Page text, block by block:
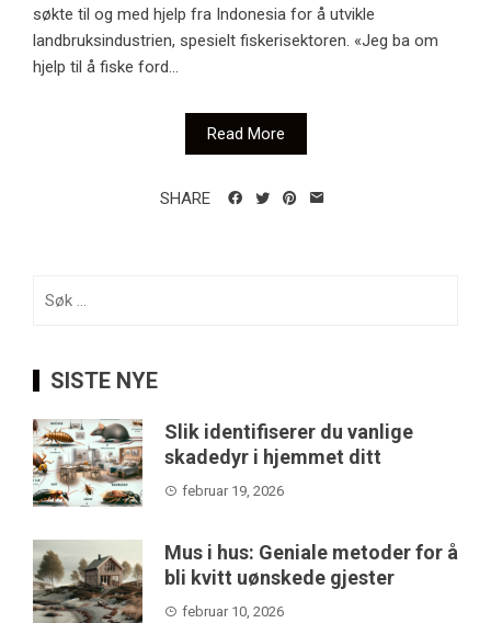
søkte til og med hjelp fra Indonesia for å utvikle
landbruksindustrien, spesielt fiskerisektoren. «Jeg ba om
hjelp til å fiske ford...
Read More
SHARE
etter:
SISTE NYE
Slik identifiserer du vanlige
skadedyr i hjemmet ditt
februar 19, 2026
Mus i hus: Geniale metoder for å
bli kvitt uønskede gjester
februar 10, 2026